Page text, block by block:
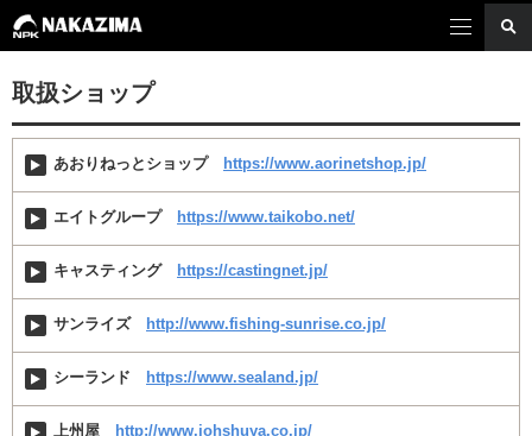
取扱ショップ
あおりねっとショップ https://www.aorinetshop.jp/
エイトグループ https://www.taikobo.net/
キャスティング https://castingnet.jp/
サンライズ http://www.fishing-sunrise.co.jp/
シーランド https://www.sealand.jp/
上州屋 http://www.johshuya.co.jp/